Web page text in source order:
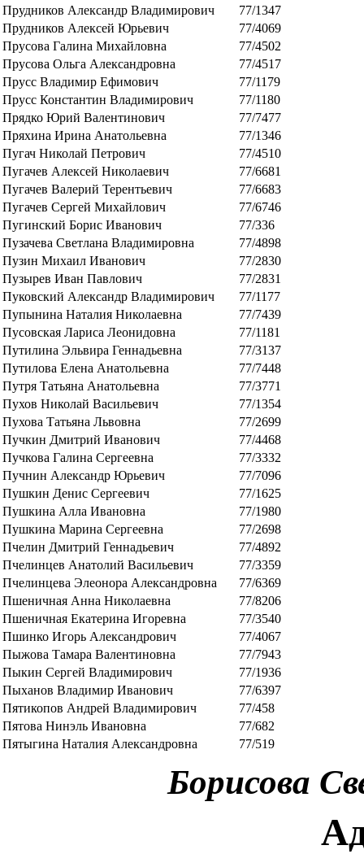
Прудников Александр Владимирович
77/1347
Прудников Алексей Юрьевич
77/4069
Прусова Галина Михайловна
77/4502
Прусова Ольга Александровна
77/4517
Прусс Владимир Ефимович
77/1179
Прусс Константин Владимирович
77/1180
Прядко Юрий Валентинович
77/7477
Пряхина Ирина Анатольевна
77/1346
Пугач Николай Петрович
77/4510
Пугачев Алексей Николаевич
77/6681
Пугачев Валерий Терентьевич
77/6683
Пугачев Сергей Михайлович
77/6746
Пугинский Борис Иванович
77/336
Пузачева Светлана Владимировна
77/4898
Пузин Михаил Иванович
77/2830
Пузырев Иван Павлович
77/2831
Пуковский Александр Владимирович
77/1177
Пупынина Наталия Николаевна
77/7439
Пусовская Лариса Леонидовна
77/1181
Путилина Эльвира Геннадьевна
77/3137
Путилова Елена Анатольевна
77/7448
Путря Татьяна Анатольевна
77/3771
Пухов Николай Васильевич
77/1354
Пухова Татьяна Львовна
77/2699
Пучкин Дмитрий Иванович
77/4468
Пучкова Галина Сергеевна
77/3332
Пучнин Александр Юрьевич
77/7096
Пушкин Денис Сергеевич
77/1625
Пушкина Алла Ивановна
77/1980
Пушкина Марина Сергеевна
77/2698
Пчелин Дмитрий Геннадьевич
77/4892
Пчелинцев Анатолий Васильевич
77/3359
Пчелинцева Элеонора Александровна
77/6369
Пшеничная Анна Николаевна
77/8206
Пшеничная Екатерина Игоревна
77/3540
Пшинко Игорь Александрович
77/4067
Пыжова Тамара Валентиновна
77/7943
Пыкин Сергей Владимирович
77/1936
Пыханов Владимир Иванович
77/6397
Пятикопов Андрей Владимирович
77/458
Пятова Нинэль Ивановна
77/682
Пятыгина Наталия Александровна
77/519
Борисова